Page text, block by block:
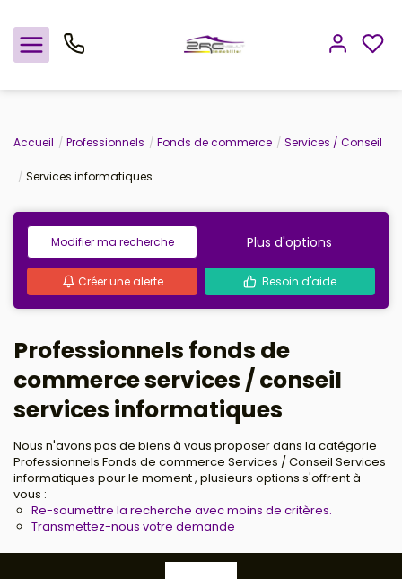
Nos offres
Notre agence
Rejoindre le groupement
Avis clients
Avis clients
Accueil Professionnels Fonds de commerce Services / Conseil
Services informatiques
Modifier ma recherche Plus d'options
Créer une alerte Besoin d'aide
Professionnels fonds de
commerce services / conseil
services informatiques
Nous n'avons pas de biens à vous proposer dans la catégorie
Professionnels Fonds de commerce Services / Conseil Services
informatiques pour le moment , plusieurs options s'offrent à
vous :
Re-soumettre la recherche avec moins de critères.
Transmettez-nous votre demande